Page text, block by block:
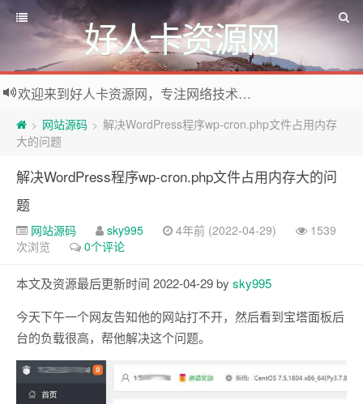
好人卡资源网
欢迎来到好人卡资源网，专注网络技术资源收集，我们不仅是网络资源的搬运工，也生产原创资源。寻找资源请留言或关注公众号:烈日下的男人
> 网站源码 > 解决WordPress程序wp-cron.php文件占用内存
大的问题
解决WordPress程序wp-cron.php文件占用内存大的问
题
网站源码 sky995 4年前 (2022-04-29)
1539
次浏览
0个评论
本文及资源最后更新时间 2022-04-29 by sky995
今天下午一个网友告知他的网站打不开，然后看到宝塔面板后
台的负载很高，帮他解决这个问题。